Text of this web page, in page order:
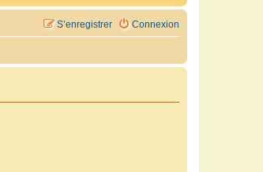
Connexion
S’enregistrer